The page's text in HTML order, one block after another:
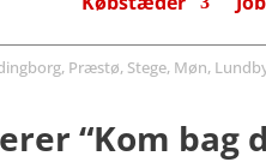
Præstø, Stege, Møn,
“Kom bag